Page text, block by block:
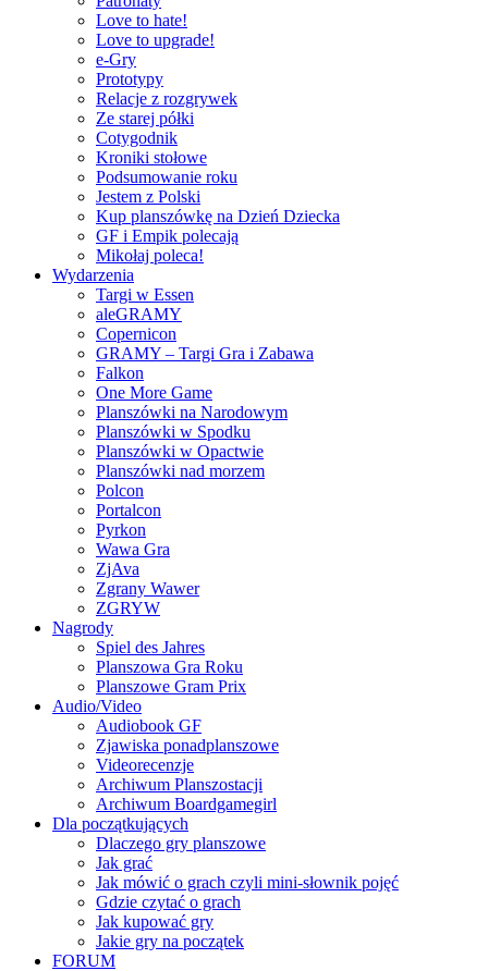
Love to hate!
Love to upgrade!
e-Gry
Prototypy
Relacje z rozgrywek
Ze starej półki
Cotygodnik
Kroniki stołowe
Podsumowanie roku
Jestem z Polski
Kup planszówkę na Dzień Dziecka
GF i Empik polecają
Mikołaj poleca!
Wydarzenia
Targi w Essen
aleGRAMY
Copernicon
GRAMY – Targi Gra i Zabawa
Falkon
One More Game
Planszówki na Narodowym
Planszówki w Spodku
Planszówki w Opactwie
Planszówki nad morzem
Polcon
Portalcon
Pyrkon
Wawa Gra
ZjAva
Zgrany Wawer
ZGRYW
Nagrody
Spiel des Jahres
Planszowa Gra Roku
Planszowe Gram Prix
Audio/Video
Audiobook GF
Zjawiska ponadplanszowe
Videorecenzje
Archiwum Planszostacji
Archiwum Boardgamegirl
Dla początkujących
Dlaczego gry planszowe
Jak grać
Jak mówić o grach czyli mini-słownik pojęć
Gdzie czytać o grach
Jak kupować gry
Jakie gry na początek
FORUM